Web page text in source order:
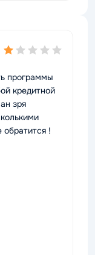
программы
кредитной
зря
обратится !